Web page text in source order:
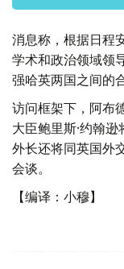
消息称，根据日程
学术和政治领域领
强哈英两国之间的
访问框架下，阿布
大臣鲍里斯·约翰
外长还将同英国外
会谈。
【编译：小穆】